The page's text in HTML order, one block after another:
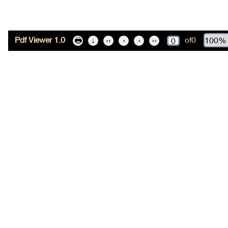
Pdf Viewer 1.0 🖶 ↓ ‹‹ ‹ › ›› of0